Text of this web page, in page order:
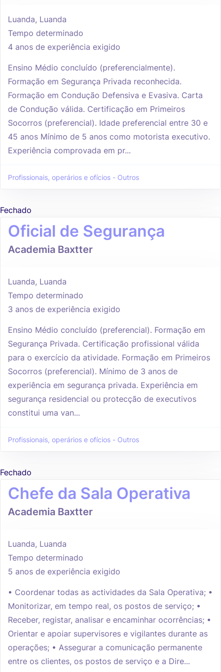
Luanda, Luanda
Tempo determinado
4 anos de experiência exigido
Ensino Médio concluído (preferencialmente).
Formação em Segurança Privada reconhecida.
Formação em Condução Defensiva e Evasiva. Carta
de Condução válida. Certificação em Primeiros
Socorros (preferencial). Idade preferencial entre 30 e
45 anos Mínimo de 5 anos como motorista executivo.
Experiência comprovada em pr...
Profissionais, operários e ofícios - Outros
Fechado
Oficial de Segurança
Academia Baxtter
Luanda, Luanda
Tempo determinado
3 anos de experiência exigido
Ensino Médio concluído (preferencial). Formação em
Segurança Privada. Certificação profissional válida
para o exercício da atividade. Formação em Primeiros
Socorros (preferencial). Mínimo de 3 anos de
experiência em segurança privada. Experiência em
segurança residencial ou protecção de executivos
constitui uma van...
Profissionais, operários e ofícios - Outros
Fechado
Chefe da Sala Operativa
Academia Baxtter
Luanda, Luanda
Tempo determinado
5 anos de experiência exigido
• Coordenar todas as actividades da Sala Operativa; •
Monitorizar, em tempo real, os postos de serviço; •
Receber, registar, analisar e encaminhar ocorrências; •
Orientar e apoiar supervisores e vigilantes durante as
operações; • Assegurar a comunicação permanente
entre os clientes, os postos de serviço e a Dire...